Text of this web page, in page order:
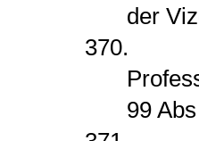
der
370.
99